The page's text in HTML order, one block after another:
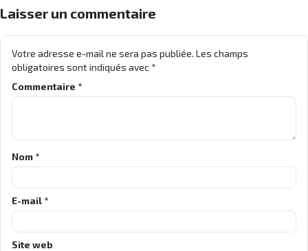
Laisser un commentaire
Votre adresse e-mail ne sera pas publiée. Les champs
obligatoires sont indiqués avec*
Commentaire *
Nom *
E-mail *
Site web